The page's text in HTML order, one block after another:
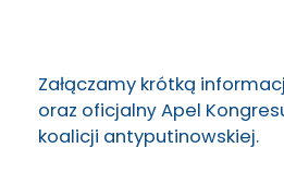
Załączamy krótką
oraz oficjalnу Apel
koalicji antyputinowskiej.